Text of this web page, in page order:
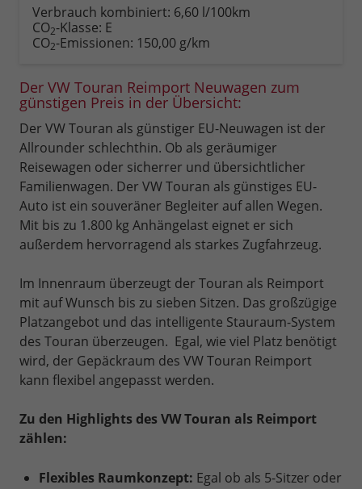
anfordern
Datei,
Verbrauch kombiniert: 6,60 l/100km
CO2-Klasse: E
CO2-Emissionen: 150,00 g/km
Der VW Touran Reimport Neuwagen zum
günstigen Preis in der Übersicht:
Der VW Touran als günstiger EU-Neuwagen ist der
Allrounder schlechthin. Ob als geräumiger
Reisewagen oder sicherrer und übersichtlicher
Familienwagen. Der VW Touran als günstiges EU-
Auto ist ein souveräner Begleiter auf allen Wegen.
Mit bis zu 1.800 kg Anhängelast eignet er sich
außerdem hervorragend als starkes Zugfahrzeug.
Im Innenraum überzeugt der Touran als Reimport
mit auf Wunsch bis zu sieben Sitzen. Das großzügige
Platzangebot und das intelligente Stauraum-System
des Touran überzeugen. Egal, wie viel Platz benötigt
wird, der Gepäckraum des VW Touran Reimport
kann flexibel angepasst werden.
Zu den Highlights des VW Touran als Reimport
zählen:
Flexibles Raumkonzept: Egal ob als 5-Sitzer oder